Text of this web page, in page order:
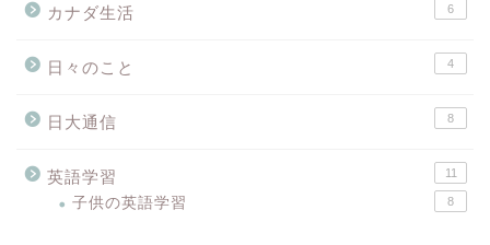
カナダ生活 6
日々のこと 4
日大通信 8
英語学習 11
子供の英語学習 8